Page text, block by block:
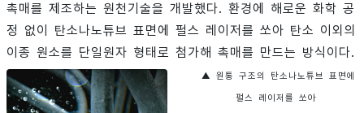
촉매를 제조하는 원천기술을 개발했다. 환경에 해로운 화학 공
정 없이 탄소나노튜브 표면에 펄스 레이저를 쏘아 탄소 이외의
이종 원소를 단일원자 형태로 첨가해 촉매를 만드는 방식이다.
▲ 원통 구조의 탄소나노튜브 표면에
펄스 레이저를 쏘아